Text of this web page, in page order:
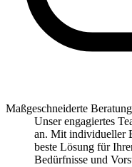
Maßgeschneiderte Beratung
Unser engagiertes
an. Mit individueller
beste Lösung für
Bedürfnisse und